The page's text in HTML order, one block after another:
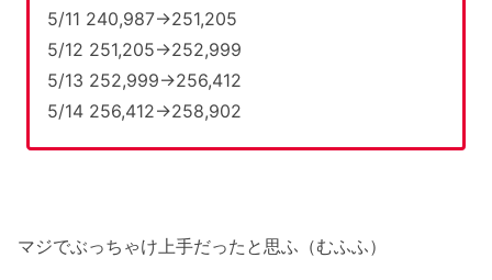
5/11 240,987→251,205
5/12 251,205→252,999
5/13 252,999→256,412
5/14 256,412→258,902
マジでぶっちゃけ上手だったと思ふ（むふふ）